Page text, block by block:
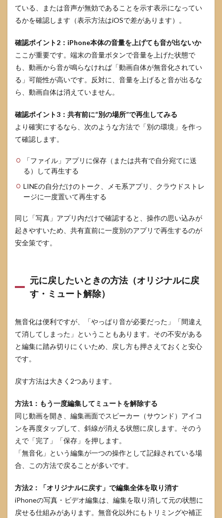
4.1
サウ
コン
が出
な
い、
グレ
ーの
4.2
共有
音が
した
よう
える
ケー
（自
動再
生・
アプ
4.3
画面
面録
の音
を消
切り
4.4
チェ
ック
ト：
送る
前に
確認
こと
5
iPhone
ている、または音声が無効であることを示す表示になってい
るかを確認します（表示方法はiOSで差があります）。
確認ポイント2：iPhone本体の音量を上げても音が出ないか
ここが重要です。端末の音量ボタンで音量を上げた状態で
も、動画から音が鳴らなければ「動画自体が無音化されてい
る」可能性が高いです。反対に、音量を上げると音が出るな
ら、動画自体は消えていません。
確認ポイント3：共有前に“別の場所”で再生してみる
より確実にするなら、次のような方法で「別の環境」を作っ
て確認します。
「ファイル」アプリに保存（または共有で自分宛てに送
る）して再生する
LINEの自分だけのトーク、メモ系アプリ、クラウドストレ
ージに一度置いて再生する
同じ「写真」アプリ内だけで確認すると、操作の思い込みが
起きやすいため、共有直前に一度別のアプリで再生するのが
安全策です。
元に戻したいときの方法（オリジナルに戻
す・ミュート解除）
無音化は便利ですが、「やっぱり音が必要だった」「間違え
て消してしまった」ということもあります。その不安がある
と編集に踏み切りにくいため、戻し方も押さえておくと安心
です。
戻す方法は大きく2つあります。
方法1：もう一度編集してミュートを解除する
同じ動画を開き、編集画面でスピーカー（サウンド）アイコ
ンを再度タップして、斜線が消える状態に戻します。そのう
えで「完了」「保存」を押します。
「無音化」という編集が一つの操作として記録されている場
合、この方法で戻ることが多いです。
方法2：「オリジナルに戻す」で編集全体を取り消す
iPhoneの写真・ビデオ編集は、編集を取り消して元の状態に
戻せる仕組みがあります。無音化以外にもトリミングや補正